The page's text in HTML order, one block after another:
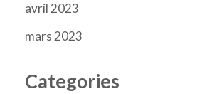
avril 2023
mars 2023
Categories